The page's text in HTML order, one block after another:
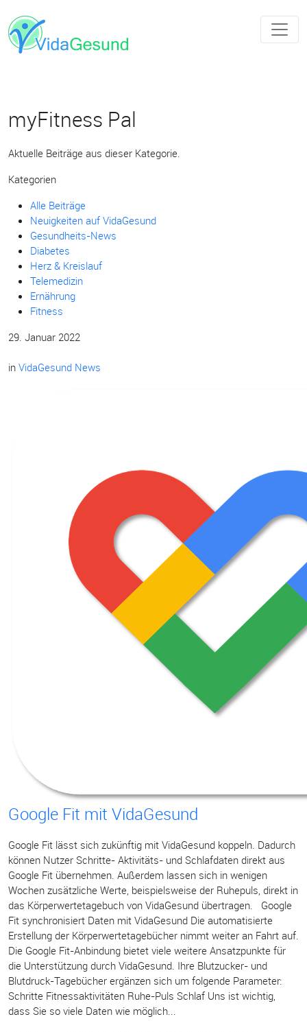
myFitness Pal
Aktuelle Beiträge aus dieser Kategorie.
Kategorien
Alle Beiträge
Neuigkeiten auf VidaGesund
Gesundheits-News
Diabetes
Herz & Kreislauf
Telemedizin
Ernährung
Fitness
29. Januar 2022
in VidaGesund News
Google Fit mit VidaGesund
Google Fit lässt sich zukünftig mit VidaGesund koppeln. Dadurch
können Nutzer Schritte- Aktivitäts- und Schlafdaten direkt aus
Google Fit übernehmen. Außerdem lassen sich in wenigen
Wochen zusätzliche Werte, beispielsweise der Ruhepuls, direkt in
das Körperwertetagebuch von VidaGesund übertragen. Google
Fit synchronisiert Daten mit VidaGesund Die automatisierte
Erstellung der Körperwertetagebücher nimmt weiter an Fahrt auf.
Die Google Fit-Anbindung bietet viele weitere Ansatzpunkte für
die Unterstützung durch VidaGesund. Ihre Blutzucker- und
Blutdruck-Tagebücher ergänzen sich um folgende Parameter:
Schritte Fitnessaktivitäten Ruhe-Puls Schlaf Uns ist wichtig,
dass Sie so viele Daten wie möglich...